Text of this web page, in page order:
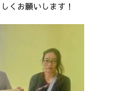
くお願いします！